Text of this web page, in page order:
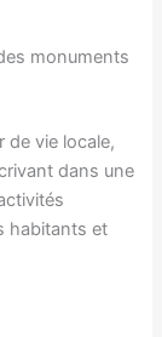
monuments
de vie locale,
dans une
habitants et